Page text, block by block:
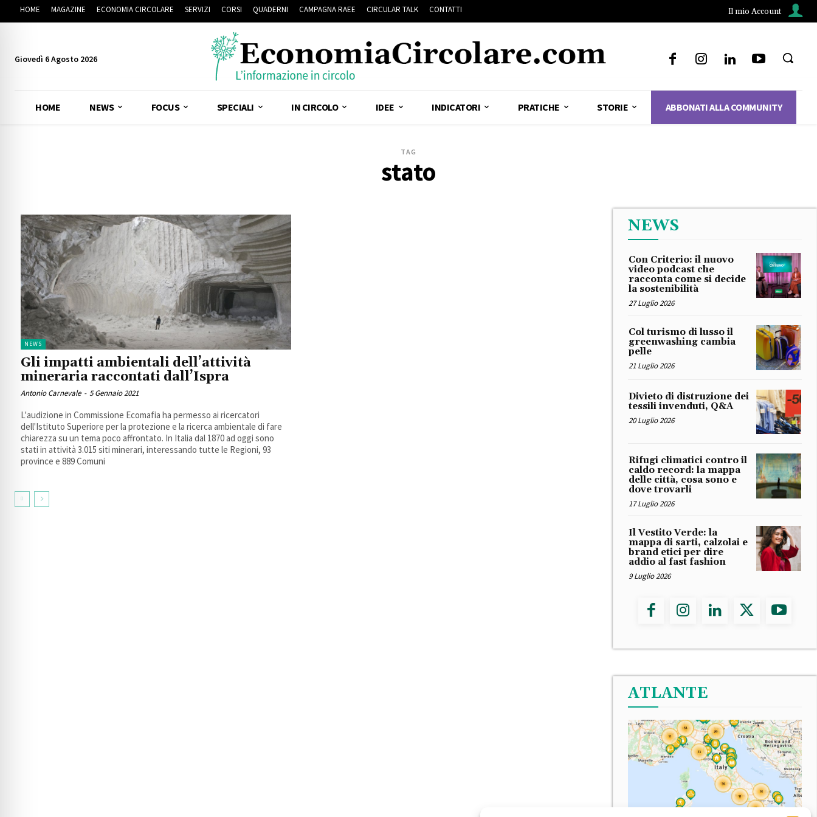
HOME MAGAZINE ECONOMIA CIRCOLARE SERVIZI CORSI QUADERNI CAMPAGNA RAEE CIRCULAR TALK CONTATTI Il mio Account
Giovedì 6 Agosto 2026
HOME NEWS FOCUS SPECIALI IN CIRCOLO IDEE INDICATORI PRATICHE STORIE ABBONATI ALLA COMMUNITY
TAG
stato
NEWS
Gli impatti ambientali dell’attività
mineraria raccontati dall’Ispra
Antonio Carnevale - 5 Gennaio 2021
L'audizione in Commissione Ecomafia ha permesso ai ricercatori
dell'Istituto Superiore per la protezione e la ricerca ambientale di fare
chiarezza su un tema poco affrontato. In Italia dal 1870 ad oggi sono
stati in attività 3.015 siti minerari, interessando tutte le Regioni, 93
province e 889 Comuni
NEWS
Con Criterio: il nuovo
video podcast che
racconta come si decide
la sostenibilità
27 Luglio 2026
Col turismo di lusso il
greenwashing cambia
pelle
21 Luglio 2026
Divieto di distruzione dei
tessili invenduti, Q&A
20 Luglio 2026
Rifugi climatici contro il
caldo record: la mappa
delle città, cosa sono e
dove trovarli
17 Luglio 2026
Il Vestito Verde: la
mappa di sarti, calzolai e
brand etici per dire
addio al fast fashion
9 Luglio 2026
ATLANTE